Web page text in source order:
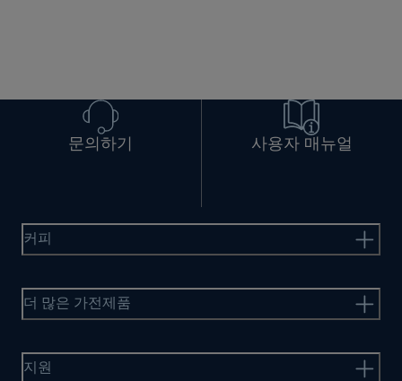
문의하기 사용자 매뉴얼
커피
더 많은 가전제품
지원